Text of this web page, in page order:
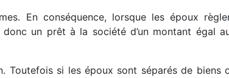
En conséquence, lorsque les époux
un prêt à la société d’un montant égal
Toutefois si les époux sont séparés de biens